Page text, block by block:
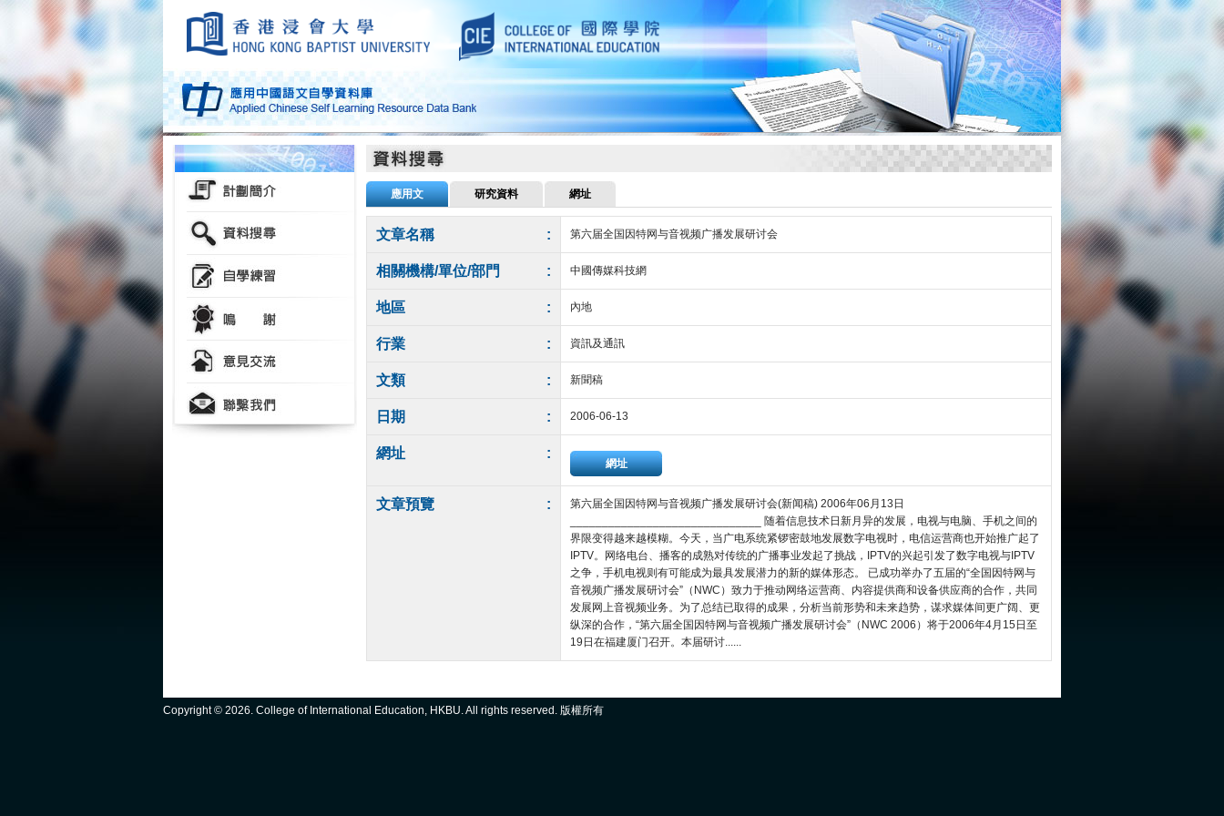
應用文 研究資料 網址
文章名稱 : 第六届全国因特网与音视频广播发展研讨会
相關機構/單位/部門 : 中國傳媒科技網
地區 : 內地
行業 : 資訊及通訊
文類 : 新聞稿
日期 : 2006-06-13
網址 :
網址
文章預覽 :
第六届全国因特网与音视频广播发展研讨会(新闻稿) 2006年06月13日
______________________________ 随着信息技术日新月异的发展，电视与电脑、手机之间的
界限变得越来越模糊。今天，当广电系统紧锣密鼓地发展数字电视时，电信运营商也开始推广起了
IPTV。网络电台、播客的成熟对传统的广播事业发起了挑战，IPTV的兴起引发了数字电视与IPTV
之争，手机电视则有可能成为最具发展潜力的新的媒体形态。 已成功举办了五届的“全国因特网与
音视频广播发展研讨会”（NWC）致力于推动网络运营商、内容提供商和设备供应商的合作，共同
发展网上音视频业务。为了总结已取得的成果，分析当前形势和未来趋势，谋求媒体间更广阔、更
纵深的合作，“第六届全国因特网与音视频广播发展研讨会”（NWC 2006）将于2006年4月15日至
19日在福建厦门召开。本届研讨......
Copyright © 2026. College of International Education, HKBU. All rights reserved. 版權所有